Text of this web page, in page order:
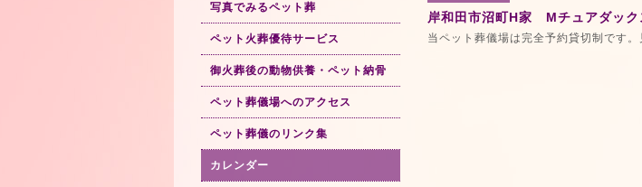
岸和田市沼町H家 Mチュアダック
当ペット葬儀場は完全予約貸切制です
写真でみるペット葬
ペット火葬優待サービス
御火葬後の動物供養・ペット納骨
ペット葬儀場へのアクセス
ペット葬儀のリンク集
カレンダー